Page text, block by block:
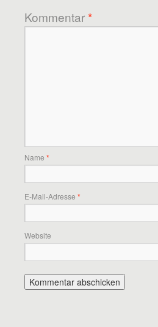
Kommentar*
Name *
E-Mail-Adresse *
Website